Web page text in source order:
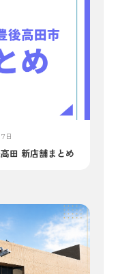
日
田 新店舗まとめ